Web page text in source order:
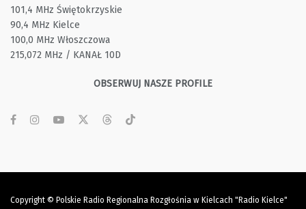
101,4 MHz Świętokrzyskie
90,4 MHz Kielce
100,0 MHz Włoszczowa
215,072 MHz / KANAŁ 10D
OBSERWUJ NASZE PROFILE
Copyright © Polskie Radio Regionalna Rozgłośnia w Kielcach "Radio Kielce"